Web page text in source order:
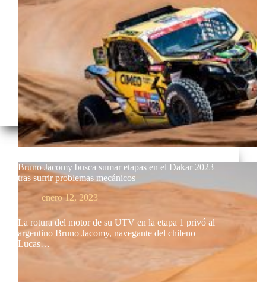
Bruno Jacomy busca sumar etapas en el Dakar 2023
tras sufrir problemas mecánicos
enero 12, 2023
La rotura del motor de su UTV en la etapa 1 privó al
argentino Bruno Jacomy, navegante del chileno
Lucas…